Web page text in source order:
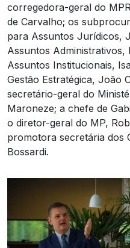
corregedora-geral do
de Carvalho; os
para Assuntos Jurídicos,
Assuntos
Assuntos Institucionais,
Gestão Estratégica, João
secretário-geral do
Maroneze; a chefe de
o diretor-geral do MP,
promotora secretária dos
Bossardi.